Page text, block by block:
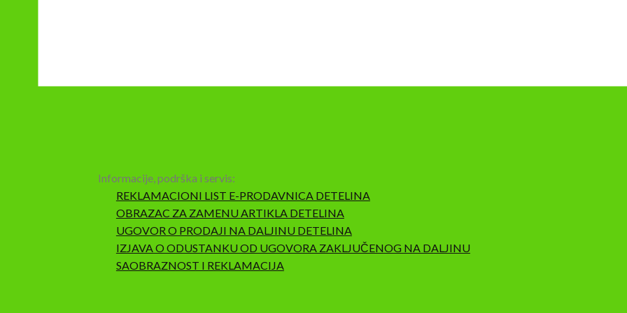
Informacije, podrška i servis:
REKLAMACIONI LIST E-PRODAVNICA DETELINA
OBRAZAC ZA ZAMENU ARTIKLA DETELINA
UGOVOR O PRODAJI NA DALJINU DETELINA
IZJAVA O ODUSTANKU OD UGOVORA ZAKLJUČENOG NA DALJINU
SAOBRAZNOST I REKLAMACIJA